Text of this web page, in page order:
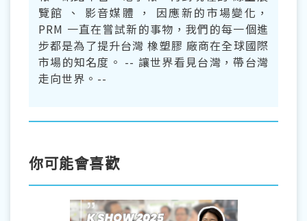
覽館 、 影音媒體 ， 因應新的市場變化，
PRM 一直在嘗試新的事物，我們的每一個進
步都是為了提升台灣 橡塑膠 廠商在全球國際
市場的知名度。 -- 讓世界看見台灣，帶台灣
走向世界。--
你可能會喜歡